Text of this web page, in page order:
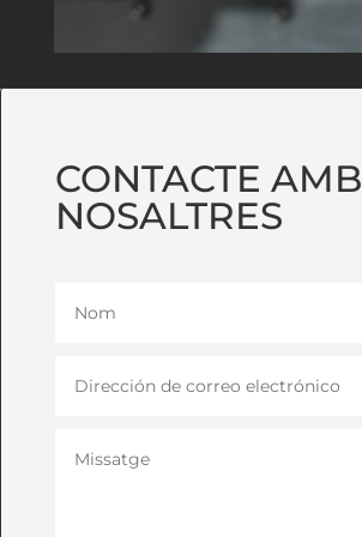
CONTACTE AMB
NOSALTRES